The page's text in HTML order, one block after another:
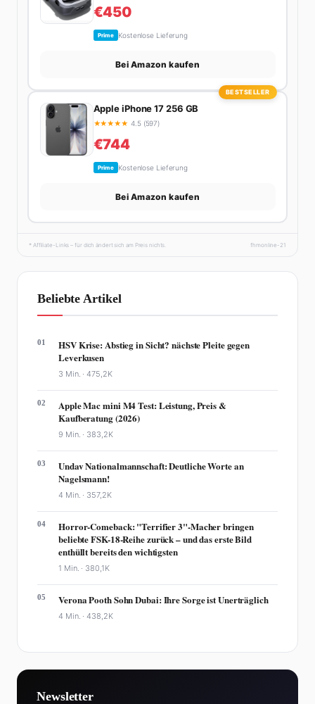
€450
Prime Kostenlose Lieferung
Bei Amazon kaufen
BESTSELLER
Apple iPhone 17 256 GB
★★★★★ 4.5 (597)
€744
Prime Kostenlose Lieferung
Bei Amazon kaufen
* Affiliate-Links – für dich ändert sich am Preis nichts. fhmonline-21
Beliebte Artikel
01
HSV Krise: Abstieg in Sicht? nächste Pleite gegen
Leverkusen
3 Min. ·475,2K
02
Apple Mac mini M4 Test: Leistung, Preis &
Kaufberatung (2026)
9 Min. · 383,2K
03
Undav Nationalmannschaft: Deutliche Worte an
Nagelsmann!
4 Min. · 357,2K
04
Horror-Comeback: "Terrifier 3"-Macher bringen
beliebte FSK-18-Reihe zurück – und das erste Bild
enthüllt bereits den wichtigsten
1 Min. · 380,1K
05 Verona Pooth Sohn Dubai: Ihre Sorge ist Unerträglich
4 Min. ·438,2K
Newsletter